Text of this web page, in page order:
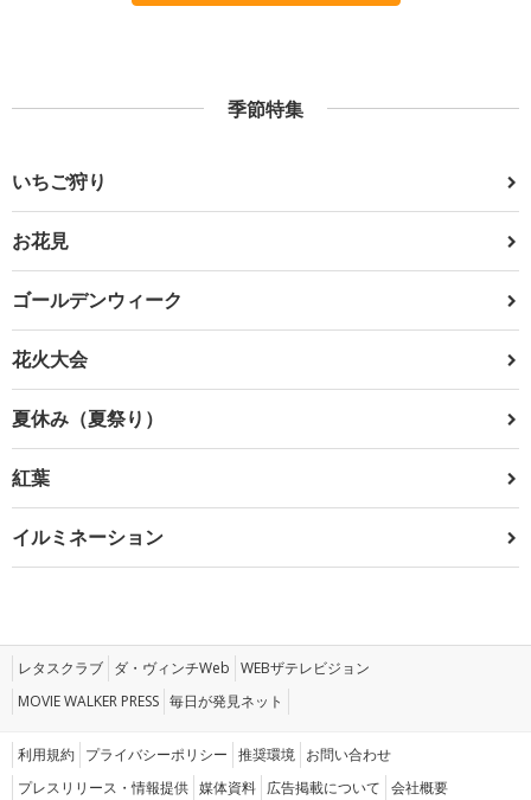
季節特集
いちご狩り
お花見
ゴールデンウィーク
花火大会
夏休み（夏祭り）
紅葉
イルミネーション
レタスクラブ ダ・ヴィンチWeb WEBザテレビジョン
MOVIE WALKER PRESS 毎日が発見ネット
利用規約 プライバシーポリシー 推奨環境 お問い合わせ
プレスリリース・情報提供 媒体資料 広告掲載について 会社概要